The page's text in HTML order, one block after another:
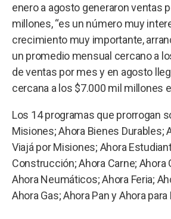
enero a agosto generaron ventas
millones, “es un número muy
crecimiento muy importante,
un promedio mensual cercano a
de ventas por mes y en agosto
cercana a los $7.000 mil millones
Los 14 programas que prorrogan
Misiones; Ahora Bienes Durables;
Viajá por Misiones; Ahora
Construcción; Ahora Carne; Ahora
Ahora Neumáticos; Ahora Feria;
Ahora Gas; Ahora Pan y Ahora